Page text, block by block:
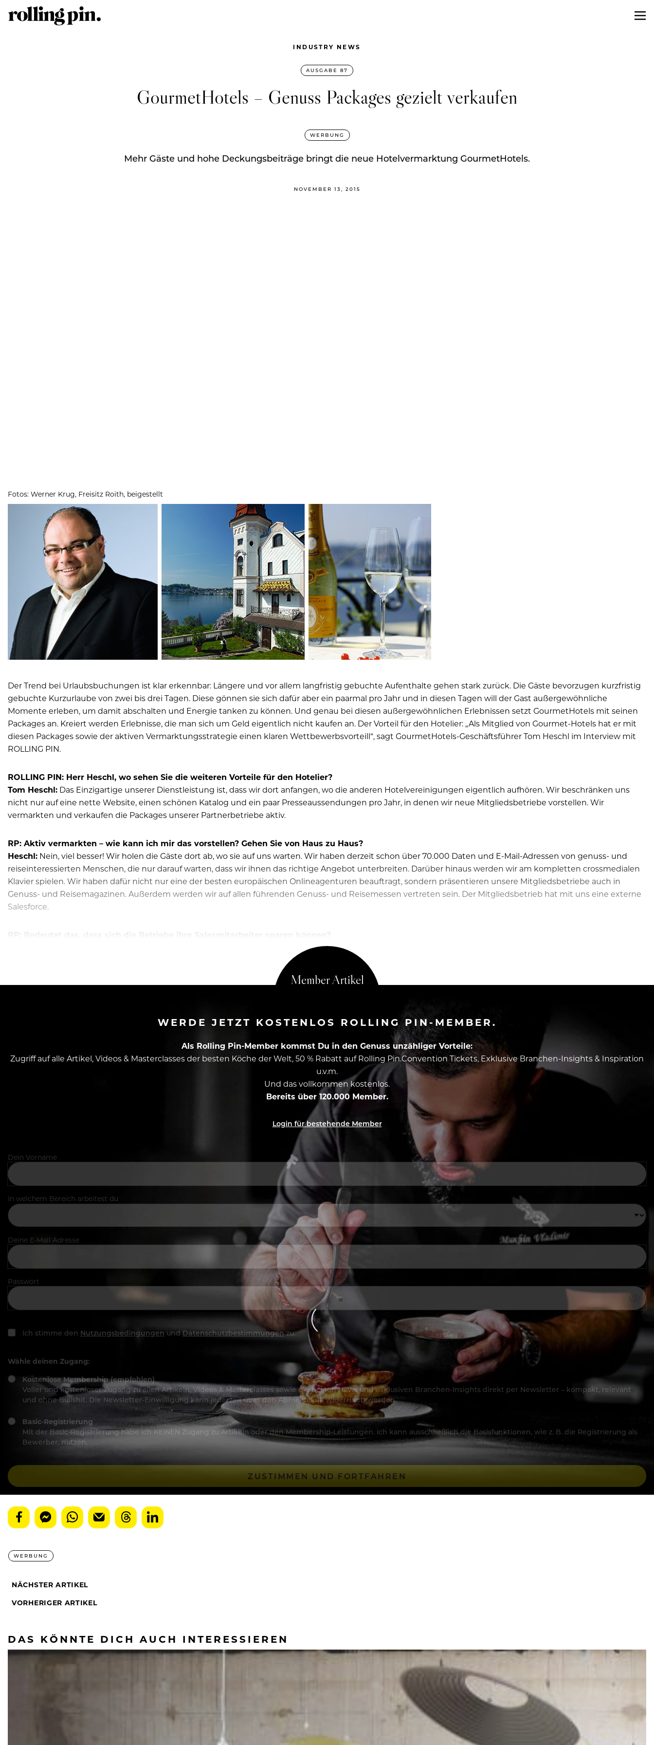
INDUSTRY NEWS
AUSGABE 87
GourmetHotels – Genuss Packages gezielt verkaufen
WERBUNG
Mehr Gäste und hohe Deckungsbeiträge bringt die neue Hotelvermarktung GourmetHotels.
NOVEMBER 13, 2015
Fotos: Werner Krug, Freisitz Roith, beigestellt
Der Trend bei Urlaubsbuchungen ist klar erkennbar: Längere und vor allem langfristig gebuchte Aufenthalte gehen stark zurück. Die Gäste bevorzugen kurzfristig
gebuchte Kurzurlaube von zwei bis drei Tagen. Diese gönnen sie sich dafür aber ein paarmal pro Jahr und in diesen Tagen will der Gast außergewöhnliche
Momente erleben, um damit abschalten und Energie tanken zu können. Und genau bei diesen außergewöhnlichen Erlebnissen setzt GourmetHotels mit seinen
Packages an. Kreiert werden Erlebnisse, die man sich um Geld eigentlich nicht kaufen an. Der Vorteil für den Hotelier: „Als Mitglied von Gourmet-Hotels hat er mit
diesen Packages sowie der aktiven Vermarktungsstrategie einen klaren Wettbewerbsvorteill“, sagt GourmetHotels-Geschäftsführer Tom Heschl im Interview mit
ROLLING PIN.
ROLLING PIN: Herr Heschl, wo sehen Sie die weiteren Vorteile für den Hotelier?
Tom Heschl: Das Einzigartige unserer Dienstleistung ist, dass wir dort anfangen, wo die anderen Hotelvereinigungen eigentlich aufhören. Wir beschränken uns
nicht nur auf eine nette Website, einen schönen Katalog und ein paar Presseaussendungen pro Jahr, in denen wir neue Mitgliedsbetriebe vorstellen. Wir
vermarkten und verkaufen die Packages unserer Partnerbetriebe aktiv.
RP: Aktiv vermarkten – wie kann ich mir das vorstellen? Gehen Sie von Haus zu Haus?
Heschl: Nein, viel besser! Wir holen die Gäste dort ab, wo sie auf uns warten. Wir haben derzeit schon über 70.000 Daten und E-Mail-Adressen von genuss- und
reiseinteressierten Menschen, die nur darauf warten, dass wir ihnen das richtige Angebot unterbreiten. Darüber hinaus werden wir am kompletten crossmedialen
Klavier spielen. Wir haben dafür nicht nur eine der besten europäischen Onlineagenturen beauftragt, sondern präsentieren unsere Mitgliedsbetriebe auch in
Genuss- und Reisemagazinen. Außerdem werden wir auf allen führenden Genuss- und Reisemessen vertreten sein. Der Mitgliedsbetrieb hat mit uns eine externe
Salesforce.
WERDE JETZT KOSTENLOS ROLLING PIN-MEMBER.
Als Rolling Pin-Member kommst Du in den Genuss unzähliger Vorteile:
Zugriff auf alle Artikel, Videos & Masterclasses der besten Köche der Welt, 50 % Rabatt auf Rolling Pin.Convention Tickets, Exklusive Branchen-Insights & Inspiration
u.v.m.
Und das vollkommen kostenlos.
Bereits über 120.000 Member.
Login für bestehende Member
Dein Vorname
In welchem Bereich arbeitest du
Deine E-Mail Adresse
Passwort
Ich stimme den Nutzungsbedingungen undDatenschutzbestimmungenzu.
Wähle deinen Zugang:
Kostenlose Membership (empfohlen)
Voller und kostenloser Zugang zu allen Artikeln, Videos & Masterclasses sowie die besten News und exklusiven Branchen-Insights direkt per Newsletter – kompakt, relevant
und ohne Bullshit. Die Newsletter-Einwilligung kann jederzeit über den Abmeldelink widerrufen werden.
Basic-Registrierung
Mit der Basic-Registrierung habe ich KEINEN Zugang zu Artikeln oder den Membership-Leistungen. Ich kann ausschließlich die Basisfunktionen, wie z. B. die Registrierung als
Bewerber, nutzen.
ZUSTIMMEN UND FORTFAHREN
WERBUNG
NÄCHSTER ARTIKEL
VORHERIGER ARTIKEL
DAS KÖNNTE DICH AUCH INTERESSIEREN